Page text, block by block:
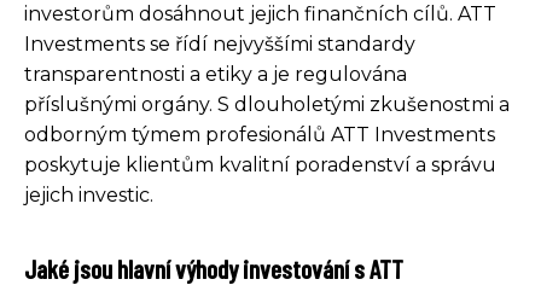
investorům dosáhnout jejich finančních cílů. ATT
Investments se řídí nejvyššími standardy
transparentnosti a etiky a je regulována
příslušnými orgány. S dlouholetými zkušenostmi a
odborným týmem profesionálů ATT Investments
poskytuje klientům kvalitní poradenství a správu
jejich investic.
Jaké jsou hlavní výhody investování s ATT